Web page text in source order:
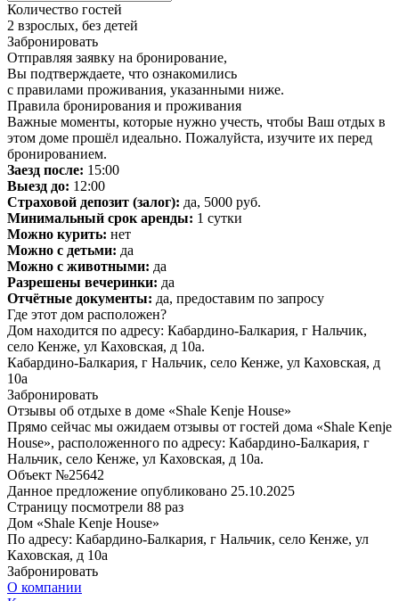
Количество гостей
2 взрослых, без детей
Забронировать
Отправляя заявку на бронирование,
Вы подтверждаете, что ознакомились
с правилами проживания, указанными ниже.
Правила бронирования и проживания
Важные моменты, которые нужно учесть, чтобы Ваш отдых в
этом доме прошёл идеально. Пожалуйста, изучите их перед
бронированием.
Заезд после: 15:00
Выезд до: 12:00
Страховой депозит (залог): да, 5000 руб.
Минимальный срок аренды: 1 сутки
Можно курить: нет
Можно с детьми: да
Можно с животными: да
Разрешены вечеринки: да
Отчётные документы: да, предоставим по запросу
Где этот дом расположен?
Дом находится по адресу: Кабардино-Балкария, г Нальчик,
село Кенже, ул Каховская, д 10а.
Кабардино-Балкария, г Нальчик, село Кенже, ул Каховская, д
10а
Забронировать
Отзывы об отдыхе в доме «Shale Kenje House»
Прямо сейчас мы ожидаем отзывы от гостей дома «Shale Kenje
House», расположенного по адресу: Кабардино-Балкария, г
Нальчик, село Кенже, ул Каховская, д 10а.
Объект №25642
Данное предложение опубликовано 25.10.2025
Страницу посмотрели 88 раз
Дом «Shale Kenje House»
По адресу: Кабардино-Балкария, г Нальчик, село Кенже, ул
Каховская, д 10а
Забронировать
О компании